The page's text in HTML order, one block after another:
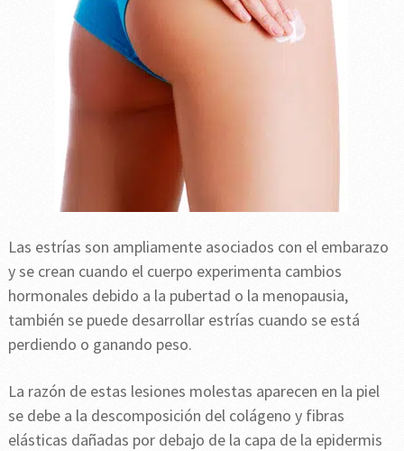
Las estrías son ampliamente asociados con el embarazo
y se crean cuando el cuerpo experimenta cambios
hormonales debido a la pubertad o la menopausia,
también se puede desarrollar estrías cuando se está
perdiendo o ganando peso.
La razón de estas lesiones molestas aparecen en la piel
se debe a la descomposición del colágeno y fibras
elásticas dañadas por debajo de la capa de la epidermis